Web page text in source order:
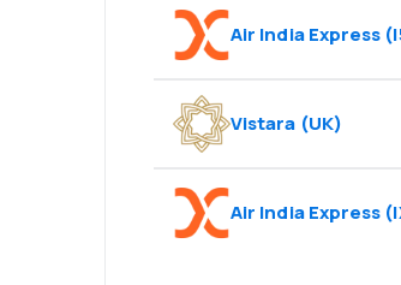
Air India Express (
Vistara (UK)
Air India Express (